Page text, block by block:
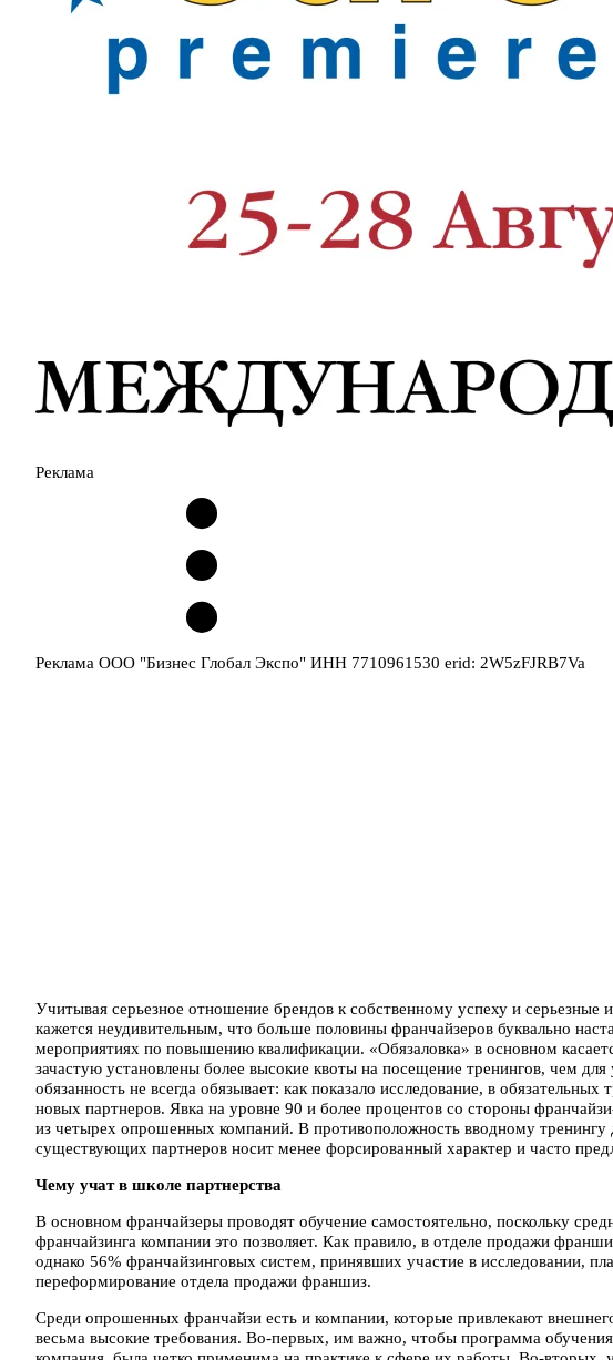
Реклама
Реклама ООО "Бизнес Глобал Экспо" ИНН 7710961530 erid: 2W5zFJRB7Va
Учитывая серьезное отношение брендов к собственному успеху и серьезные
кажется неудивительным, что больше половины франчайзеров буквально
мероприятиях по повышению квалификации. «Обязаловка» в основном
зачастую установлены более высокие квоты на посещение тренингов, чем
обязанность не всегда обязывает: как показало исследование, в
новых партнеров. Явка на уровне 90 и более процентов со стороны
из четырех опрошенных компаний. В противоположность вводному тренингу
существующих партнеров носит менее форсированный характер и часто
Чему учат в школе партнерства
В основном франчайзеры проводят обучение самостоятельно, поскольку
франчайзинга компании это позволяет. Как правило, в отделе продажи
однако 56% франчайзинговых систем, принявших участие в исследовании,
переформирование отдела продажи франшиз.
Среди опрошенных франчайзи есть и компании, которые привлекают
весьма высокие требования. Во-первых, им важно, чтобы программа